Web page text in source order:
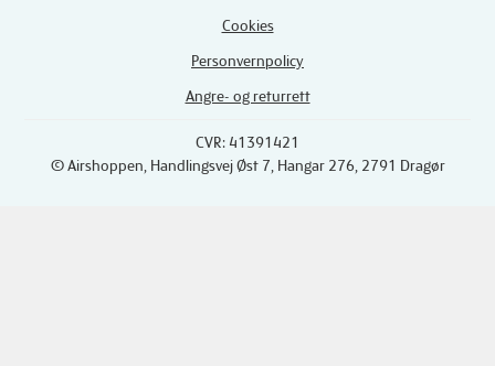
Cookies
Personvernpolicy
Angre- og returrett
CVR: 41391421
© Airshoppen , Handlingsvej Øst 7, Hangar 276, 2791 Dragør